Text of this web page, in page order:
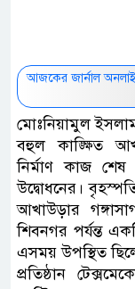
আজকের জার্নাল
মোঃনিয়ামুল
বহুল কাঙ্ক্ষিত
নির্মাণ কাজ
উদ্বোধনের।
আখাউড়ার
শিবনগর পর্যন্ত
এসময় উপস্থিত
প্রতিষ্ঠান